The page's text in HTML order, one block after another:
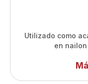
Utilizado como
en